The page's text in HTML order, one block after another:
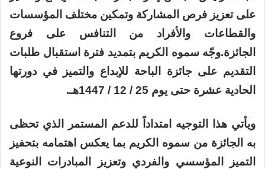
على تعزيز فرص المشاركة وتمكين مختلف المؤسسات
والقطاعات والأفراد من التنافس على فروع
الجائزة.وجّه سموه الكريم بتمديد فترة استقبال طلبات
التقديم على جائزة الباحة للإبداع والتميز في دورتها
الحادية عشرة حتى يوم 25 / 12 / 1447هـ.
ويأتي هذا التوجيه امتداداً للدعم المستمر الذي تحظى
به الجائزة من سموه الكريم بما يعكس اهتمامه بتحفيز
التميز المؤسسي والفردي وتعزيز المبادرات النوعية